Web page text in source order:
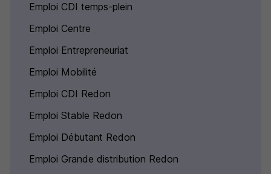
Emploi CDI temps-plein
Emploi Centre
Emploi Entrepreneuriat
Emploi Mobilité
Emploi CDI Redon
Emploi Stable Redon
Emploi Débutant Redon
Emploi Grande distribution Redon